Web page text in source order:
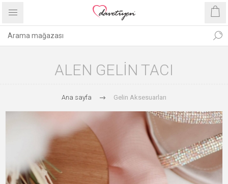
ALEN GELIN TACI
Ana sayfa Gelin Aksesuarları